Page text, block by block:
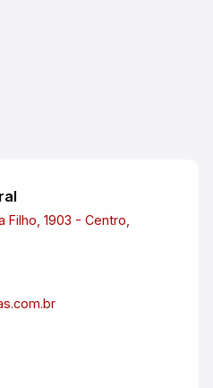
Filho, 1903 - Centro,